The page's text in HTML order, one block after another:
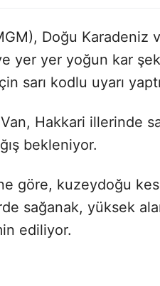
Doğu Karadeniz
yer yer yoğun kar
sarı kodlu uyarı
Hakkari illerinde
bekleniyor.
göre, kuzeydoğu
sağanak, yüksek
ediliyor.